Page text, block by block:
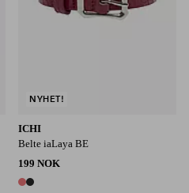
ICHI
Belte iaLaya BE
199 NOK
2 farger
NYHET!